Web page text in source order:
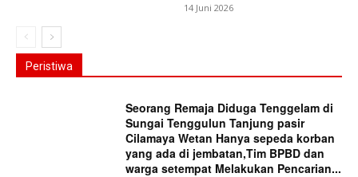
14 Juni 2026
Peristiwa
Seorang Remaja Diduga Tenggelam di
Sungai Tenggulun Tanjung pasir
Cilamaya Wetan Hanya sepeda korban
yang ada di jembatan,Tim BPBD dan
warga setempat Melakukan Pencarian...